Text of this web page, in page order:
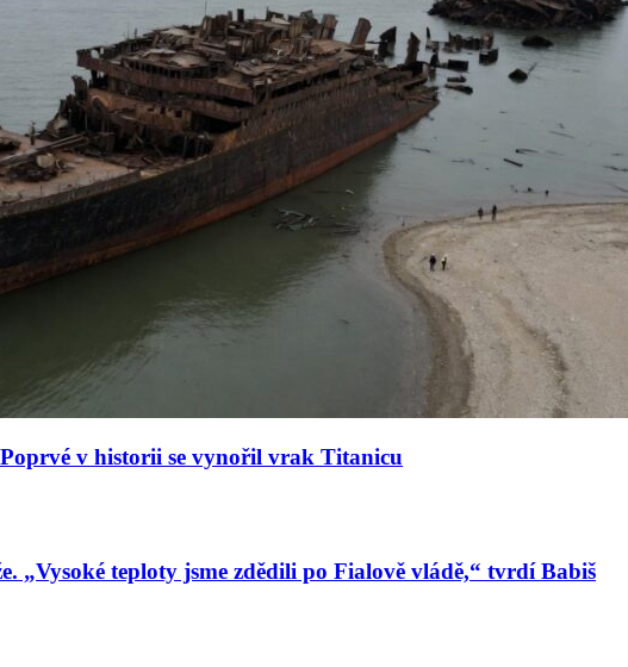
v historii se vynořil vrak Titanicu
„Vysoké teploty jsme zdědili po Fialově vládě,“ tvrdí Babiš